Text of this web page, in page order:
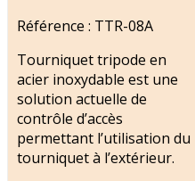
Référence : TTR-08A
Tourniquet tripode en
acier inoxydable est une
solution actuelle de
contrôle d’accès
permettant l’utilisation du
tourniquet à l’extérieur.